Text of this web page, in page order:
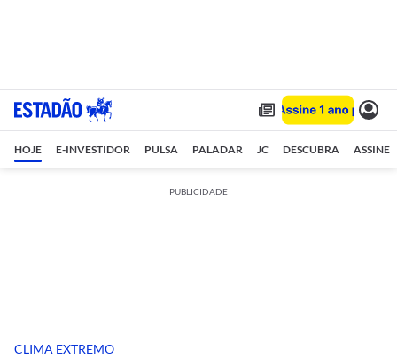
HOJE E-INVESTIDOR PULSA PALADAR JC DESCUBRA ASSINE
PUBLICIDADE
CLIMA EXTREMO